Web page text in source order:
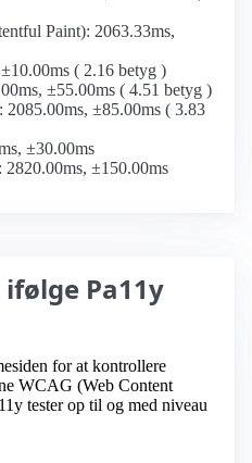
Paint): 2063.33ms,
( 2.16 betyg )
±55.00ms ( 4.51 betyg )
±85.00ms ( 3.83
±30.00ms
±150.00ms
Pa11y
for at kontrollere
WCAG (Web Content
tester op til og med niveau